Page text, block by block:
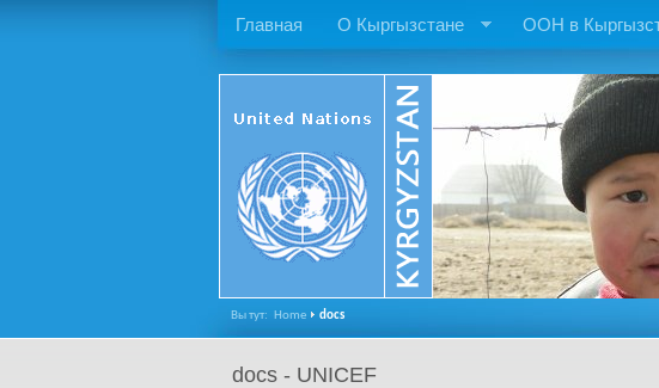
Главная О Кыргызстане ООН в
Вы тут: Home docs
docs - UNICEF